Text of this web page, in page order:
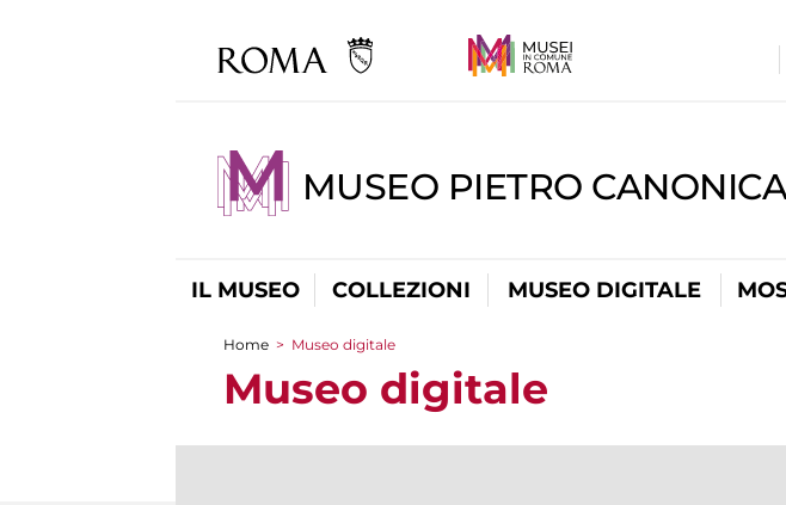
MUSEO PIETRO
IL MUSEO COLLEZIONI MUSEO DIGITALE
Tu sei qui
Home > Museo digitale
Museo digitale